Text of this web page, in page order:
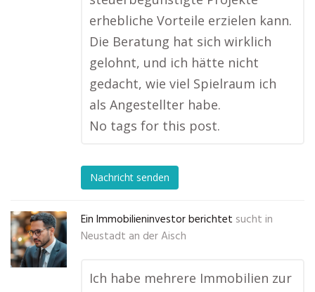
erhebliche Vorteile erzielen kann.
Die Beratung hat sich wirklich
gelohnt, und ich hätte nicht
gedacht, wie viel Spielraum ich
als Angestellter habe.
No tags for this post.
Nachricht senden
Ein Immobilieninvestor berichtet sucht in
Neustadt an der Aisch
Ich habe mehrere Immobilien zur